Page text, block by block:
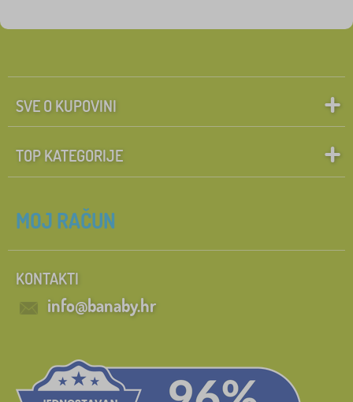
SVE O KUPOVINI
TOP KATEGORIJE
MOJ RAČUN
KONTAKTI
info@banaby.hr